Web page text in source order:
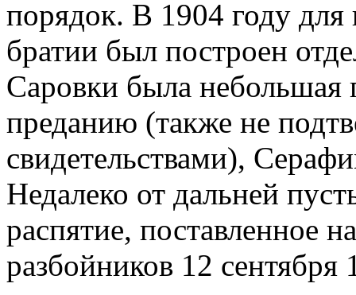
порядок. В 1904 году
братии был построен
Саровки была небольшая
преданию (также не
свидетельствами),
Недалеко от дальней
распятие, поставленное
разбойников 12 сентября